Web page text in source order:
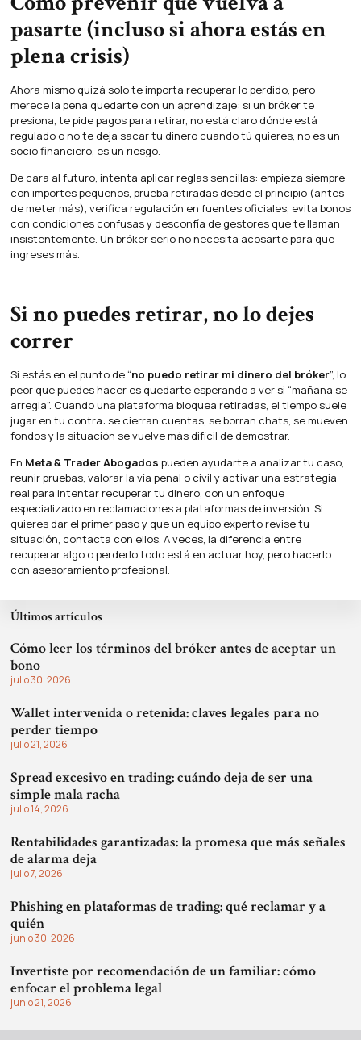
Últimos artículos
Cómo leer los términos del bróker antes de aceptar un
bono
julio 30, 2026
Wallet intervenida o retenida: claves legales para no
perder tiempo
julio 21, 2026
Spread excesivo en trading: cuándo deja de ser una
simple mala racha
julio 14, 2026
Rentabilidades garantizadas: la promesa que más señales
de alarma deja
julio 7, 2026
Phishing en plataformas de trading: qué reclamar y a
quién
junio 30, 2026
Invertiste por recomendación de un familiar: cómo
enfocar el problema legal
junio 21, 2026
pasarte (incluso si ahora estás en
plena crisis)
Ahora mismo quizá solo te importa recuperar lo perdido, pero
merece la pena quedarte con un aprendizaje: si un bróker te
presiona, te pide pagos para retirar, no está claro dónde está
regulado o no te deja sacar tu dinero cuando tú quieres, no es un
socio financiero, es un riesgo.
De cara al futuro, intenta aplicar reglas sencillas: empieza siempre
con importes pequeños, prueba retiradas desde el principio (antes
de meter más), verifica regulación en fuentes oficiales, evita bonos
con condiciones confusas y desconfía de gestores que te llaman
insistentemente. Un bróker serio no necesita acosarte para que
ingreses más.
Si no puedes retirar, no lo dejes
correr
Si estás en el punto de “no puedo retirar mi dinero del bróker”, lo
peor que puedes hacer es quedarte esperando a ver si “mañana se
arregla”. Cuando una plataforma bloquea retiradas, el tiempo suele
jugar en tu contra: se cierran cuentas, se borran chats, se mueven
fondos y la situación se vuelve más difícil de demostrar.
En Meta & Trader Abogados pueden ayudarte a analizar tu caso,
reunir pruebas, valorar la vía penal o civil y activar una estrategia
real para intentar recuperar tu dinero, con un enfoque
especializado en reclamaciones a plataformas de inversión. Si
quieres dar el primer paso y que un equipo experto revise tu
situación, contacta con ellos. A veces, la diferencia entre
recuperar algo o perderlo todo está en actuar hoy, pero hacerlo
con asesoramiento profesional.